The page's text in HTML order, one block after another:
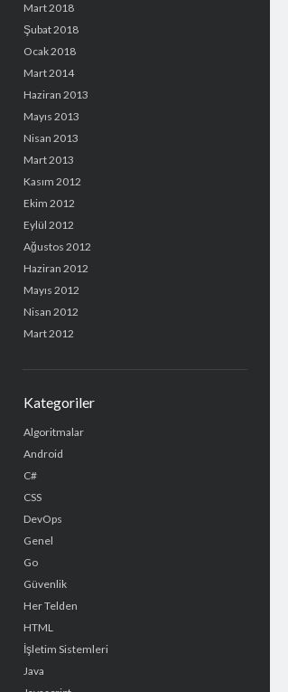
Mart 2018
Şubat 2018
Ocak 2018
Mart 2014
Haziran 2013
Mayıs 2013
Nisan 2013
Mart 2013
Kasım 2012
Ekim 2012
Eylül 2012
Ağustos 2012
Haziran 2012
Mayıs 2012
Nisan 2012
Mart 2012
Kategoriler
Algoritmalar
Android
C#
CSS
DevOps
Genel
Go
Güvenlik
Her Telden
HTML
İşletim Sistemleri
Java